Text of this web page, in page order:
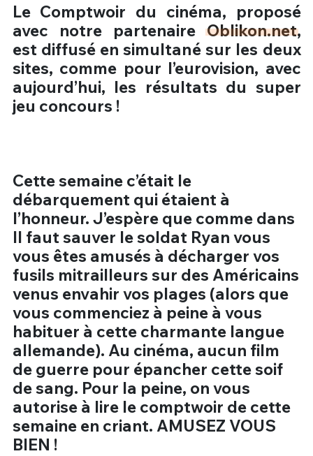
Le Comptwoir du cinéma, proposé
avec notre partenaireOblikon.net,
est diffusé en simultané sur les deux
sites, comme pour l’eurovision, avec
aujourd’hui, les résultats du super
jeu concours !
Cette semaine c’était le
débarquement qui étaient à
l’honneur. J’espère que comme dans
Il faut sauver le soldat Ryan vous
vous êtes amusés à décharger vos
fusils mitrailleurs sur des Américains
venus envahir vos plages (alors que
vous commenciez à peine à vous
habituer à cette charmante langue
allemande). Au cinéma, aucun film
de guerre pour épancher cette soif
de sang. Pour la peine, on vous
autorise à lire le comptwoir de cette
semaine en criant. AMUSEZ VOUS
BIEN !